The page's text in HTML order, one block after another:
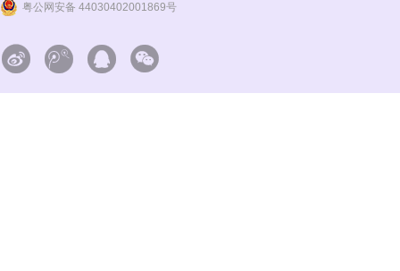
粤公网安备 44030402001869号
   